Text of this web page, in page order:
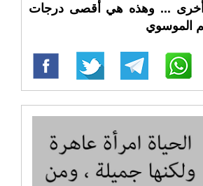
أخرى ... وهذه هي أقصى درجات
الموسوي